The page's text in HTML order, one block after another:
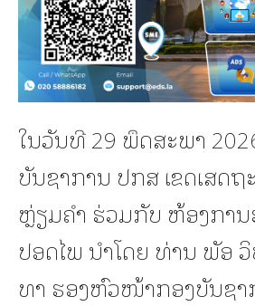
ໃນວັນທີ 29 ພຶດສະພາ
ບັນຊາການ ປກສ ເຂດເສດ
ຫຼ່ຽມຄຳ ຮ່ວມກັບ ຫ້ອງກາ
ປອດໄພ ນຳໂດຍ ທ່ານ ພັອ
ທາ ຮອງຫົວໜ້າກອງບັນຊາ